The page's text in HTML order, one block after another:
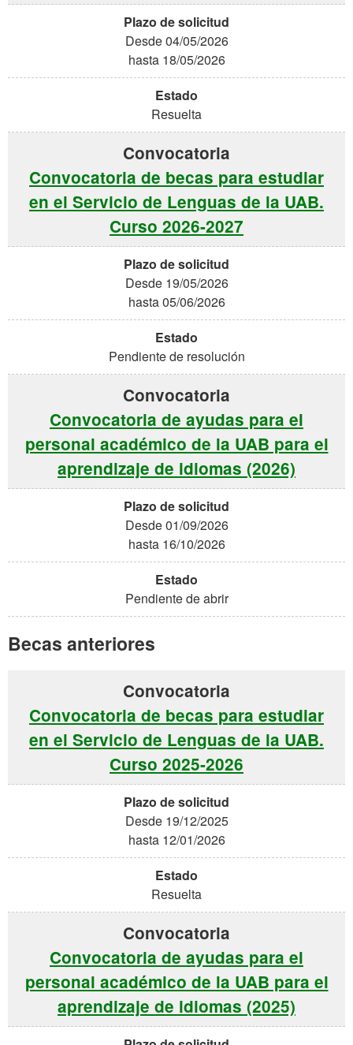
Desde 04/05/2026
hasta 18/05/2026
Resuelta
Convocatoria de becas para estudiar
en el Servicio de Lenguas de la UAB.
Curso 2026-2027
Desde 19/05/2026
hasta 05/06/2026
Pendiente de resolución
Convocatoria de ayudas para el
personal académico de la UAB para el
aprendizaje de idiomas (2026)
Desde 01/09/2026
hasta 16/10/2026
Pendiente de abrir
Becas anteriores
Convocatoria de becas para estudiar
en el Servicio de Lenguas de la UAB.
Curso 2025-2026
Desde 19/12/2025
hasta 12/01/2026
Resuelta
Convocatoria de ayudas para el
personal académico de la UAB para el
aprendizaje de idiomas (2025)